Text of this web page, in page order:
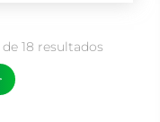
18 resultados